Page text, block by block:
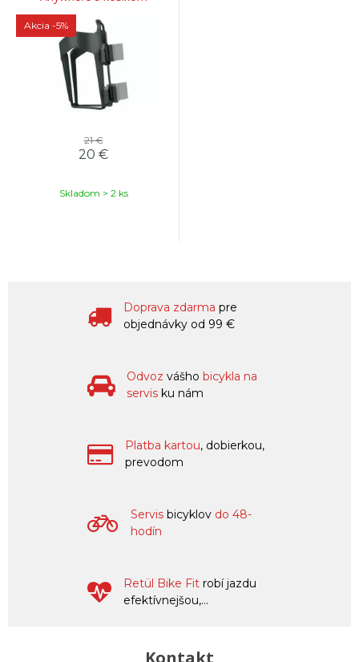
Akcia -5%
21 €
20 €
Skladom > 2 ks
Doprava zdarma pre
objednávky od 99 €
Odvoz vášho bicykla na
servis ku nám
Platba kartou, dobierkou,
prevodom
Servis bicyklov do 48-
hodín
Retül Bike Fit robí jazdu
efektívnejšou,...
Kontakt